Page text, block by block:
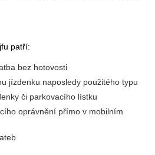
patří:
bez hotovosti
jízdenku naposledy použitého typu
či parkovacího lístku
oprávnění přímo v mobilním